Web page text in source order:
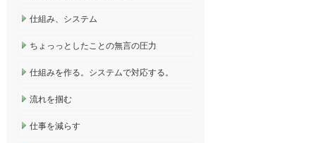
仕組み、システム
ちょっっとしたことの無言の圧力
仕組みを作る。システムで対応する。
流れを掴む
仕事を減らす